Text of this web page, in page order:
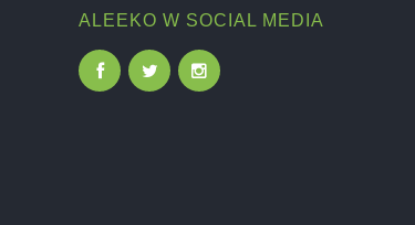
ALEEKO W SOCIAL MEDIA